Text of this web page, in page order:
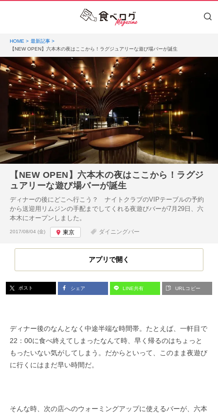
HOME
最新記事
【NEW OPEN】六本木の夜はここから！ラグジュアリーな遊び場バーが誕生
【NEW OPEN】六本木の夜はここから！ラグジ
ュアリーな遊び場バーが誕生
ディナーの後にどこへ行こう？ ナイトクラブのVIPテーブルの予約
から送迎用リムジンの手配までしてくれる夜遊びバーが7月29日、六
本木にオープンしました。
投稿日:
2017/08/04 (金) 東京 ダイニングバー
アプリで開く
ポスト シェア LINE共有 URLコピー
ディナー後のなんとなく中途半端な時間帯。たとえば、一軒目で
22：00に食べ終えてしまったなんて時、早く帰るのはちょっと
もったいない気がしてしまう。だからといって、このまま夜遊び
に行くにはまだ早い時間だ。
そんな時、次の店へのウォーミングアップに使えるバーが、六本